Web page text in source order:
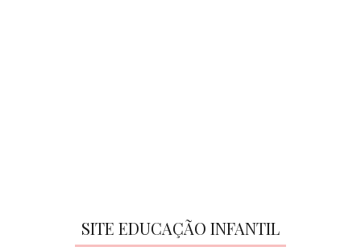
SITE EDUCAÇÃO INFANTIL